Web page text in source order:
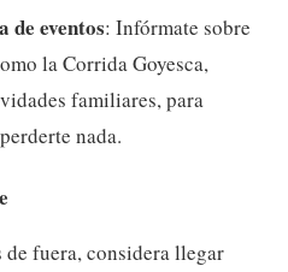
de eventos: Infórmate sobre
la Corrida Goyesca,
familiares, para
nada.
de fuera, considera llegar